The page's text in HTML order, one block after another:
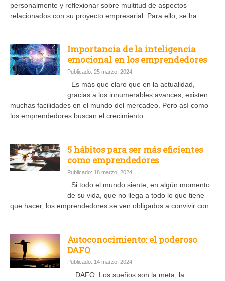
personalmente y reflexionar sobre multitud de aspectos
relacionados con su proyecto empresarial. Para ello, se ha
Importancia de la inteligencia
emocional en los emprendedores
Publicado: 25 marzo, 2024
Es más que claro que en la actualidad,
gracias a los innumerables avances, existen
muchas facilidades en el mundo del mercadeo. Pero así como
los emprendedores buscan el crecimiento
5 hábitos para ser más eficientes
como emprendedores
Publicado: 18 marzo, 2024
Si todo el mundo siente, en algún momento
de su vida, que no llega a todo lo que tiene
que hacer, los emprendedores se ven obligados a convivir con
Autoconocimiento: el poderoso
DAFO
Publicado: 14 marzo, 2024
DAFO: Los sueños son la meta, la